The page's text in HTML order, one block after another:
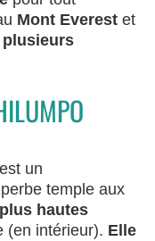
Mont Everest et
plusieurs
est un
temple aux
plus hautes
(en intérieur). Elle